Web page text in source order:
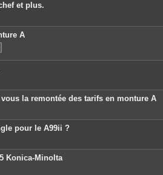
et plus.
A
la remontée des tarifs en monture A
pour le A99ii ?
Konica-Minolta